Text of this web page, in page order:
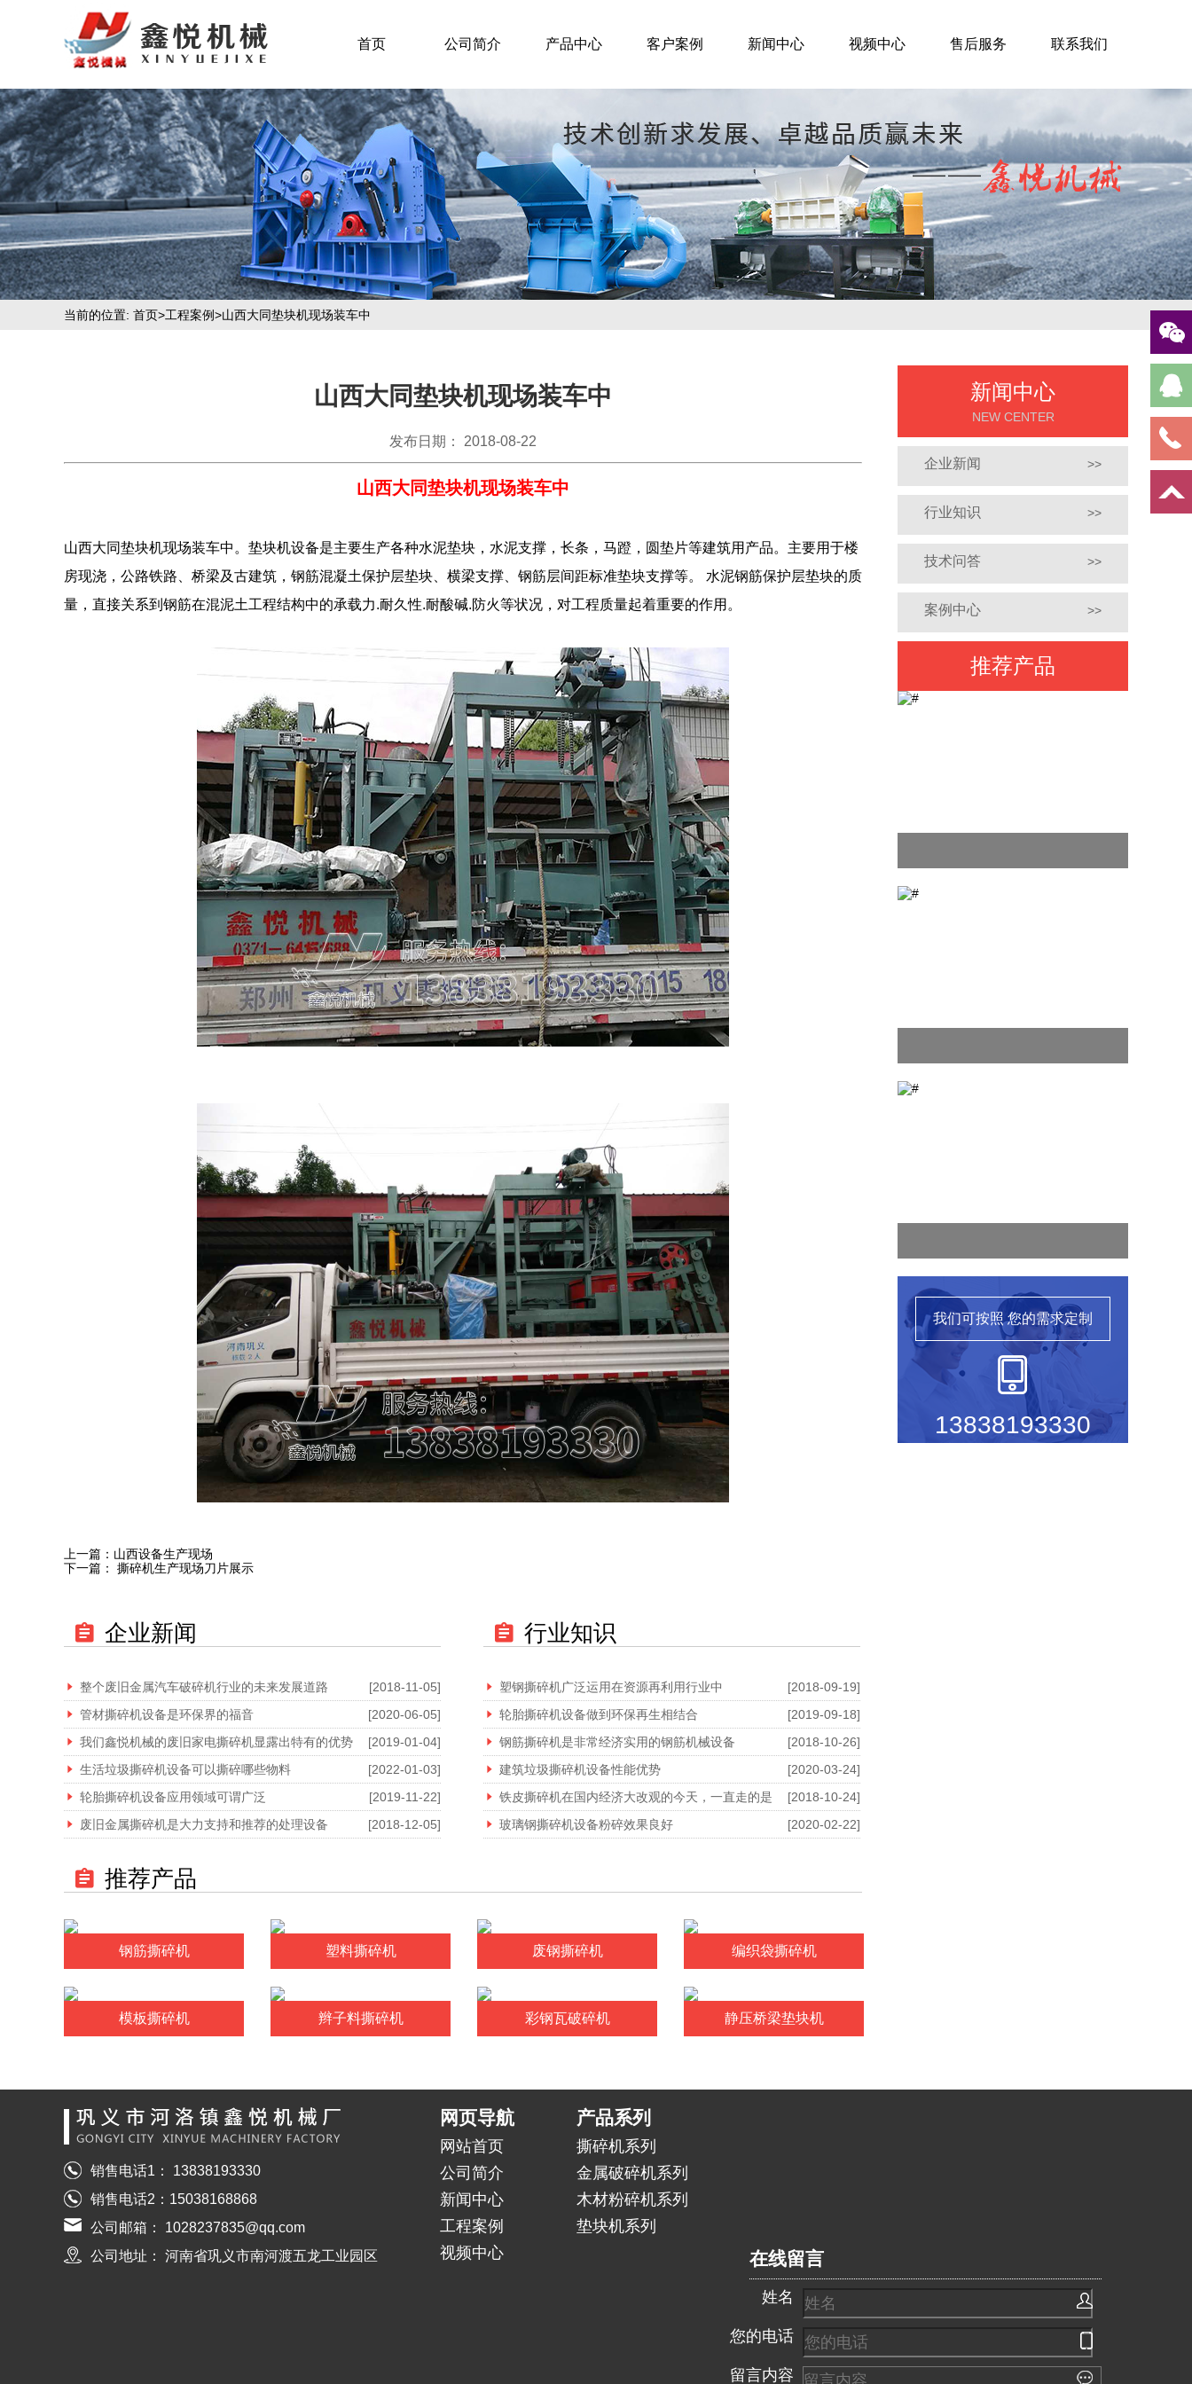
首页 公司简介 产品中心 客户案例 新闻中心 视频中心 售后服务 联系我们
当前的位置: 首页>工程案例>山西大同垫块机现场装车中
新闻中心
NEW CENTER
企业新闻 >>
行业知识 >>
技术问答 >>
案例中心 >>
推荐产品
我们可按照您的需求定制
13838193330
山西大同垫块机现场装车中
发布日期： 2018-08-22
山西大同垫块机现场装车中
山西大同垫块机现场装车中。垫块机设备是主要生产各种水泥垫块，水泥支撑，长条，马蹬，圆垫片等建筑用产品。主要用于楼
房现浇，公路铁路、桥梁及古建筑，钢筋混凝土保护层垫块、横梁支撑、钢筋层间距标准垫块支撑等。 水泥钢筋保护层垫块的质
量，直接关系到钢筋在混泥土工程结构中的承载力.耐久性.耐酸碱.防火等状况，对工程质量起着重要的作用。
上一篇： 山西设备生产现场
下一篇：
撕碎机生产现场刀片展示
企业新闻
整个废旧金属汽车破碎机行业的未来发展道路
[2018-11-05]
管材撕碎机设备是环保界的福音
[2020-06-05]
我们鑫悦机械的废旧家电撕碎机显露出特有的优势
[2019-01-04]
生活垃圾撕碎机设备可以撕碎哪些物料
[2022-01-03]
轮胎撕碎机设备应用领域可谓广泛
[2019-11-22]
废旧金属撕碎机是大力支持和推荐的处理设备
[2018-12-05]
行业知识
塑钢撕碎机广泛运用在资源再利用行业中
[2018-09-19]
轮胎撕碎机设备做到环保再生相结合
[2019-09-18]
钢筋撕碎机是非常经济实用的钢筋机械设备
[2018-10-26]
建筑垃圾撕碎机设备性能优势
[2020-03-24]
铁皮撕碎机在国内经济大改观的今天，一直走的是
[2018-10-24]
玻璃钢撕碎机设备粉碎效果良好
[2020-02-22]
推荐产品
钢筋撕碎机 塑料撕碎机 废钢撕碎机 编织袋撕碎机
模板撕碎机 辫子料撕碎机 彩钢瓦破碎机 静压桥梁垫块机
销售电话1： 13838193330
销售电话2：15038168868
公司邮箱： 1028237835@qq.com
公司地址： 河南省巩义市南河渡五龙工业园区
网页导航
网站首页
公司简介
新闻中心
工程案例
视频中心
产品系列
撕碎机系列
金属破碎机系列
木材粉碎机系列
垫块机系列
在线留言
姓名
您的电话
留言内容